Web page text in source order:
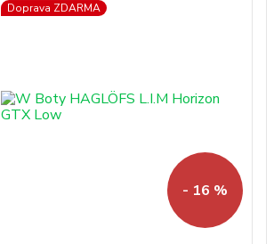
Doprava ZDARMA
- 16 %